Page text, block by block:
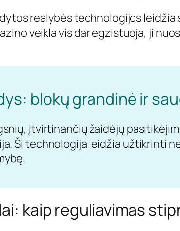
realybės technologijos leidžia
veikla vis dar egzistuoja, ji
blokų grandinė ir
įtvirtinančių žaidėjų
Ši technologija leidžia užtikrinti
kaip reguliavimas